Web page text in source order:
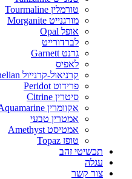
טורמלין Tourmaline
מורגנייט Morganite
אופל Opal
לברדורייט
גרנט Garnett
לאפיס
קרניאול-קרנייול Carnelian
פרידוט Peridot
סיטרין Citrine
אקוומרין Aquamarine
אמטרין טבעי
אמטיסט Amethyst
טופז Topaz
תכשיטי זהב
עגלה
צור קשר